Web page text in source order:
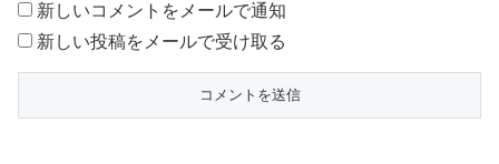
新しいコメントをメールで通知
新しい投稿をメールで受け取る